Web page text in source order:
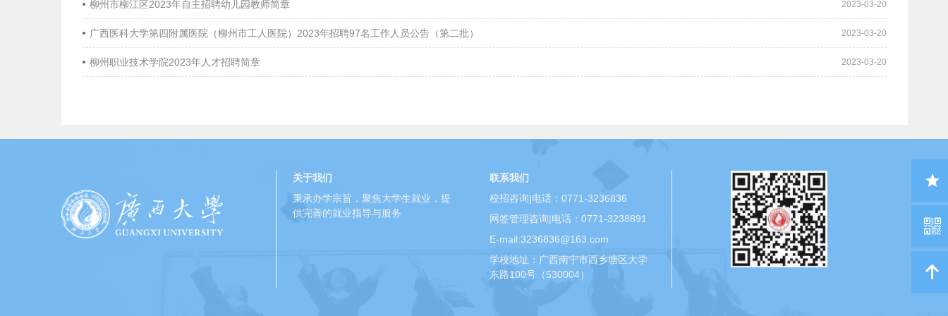
柳州市柳江区2023年自主招聘幼儿园教师简章 2023-03-20
广西医科大学第四附属医院（柳州市工人医院）2023年招聘97名工作人员公告（第二批） 2023-03-20
柳州职业技术学院2023年人才招聘简章 2023-03-20
关于我们
秉承办学宗旨，聚焦大学生就业，提
供完善的就业指导与服务
联系我们
校招咨询|电话：0771-3236836
网签管理咨询|电话：0771-3238891
E-mail:3236836@163.com
学校地址：广西南宁市西乡塘区大学
东路100号（530004）
本页
码